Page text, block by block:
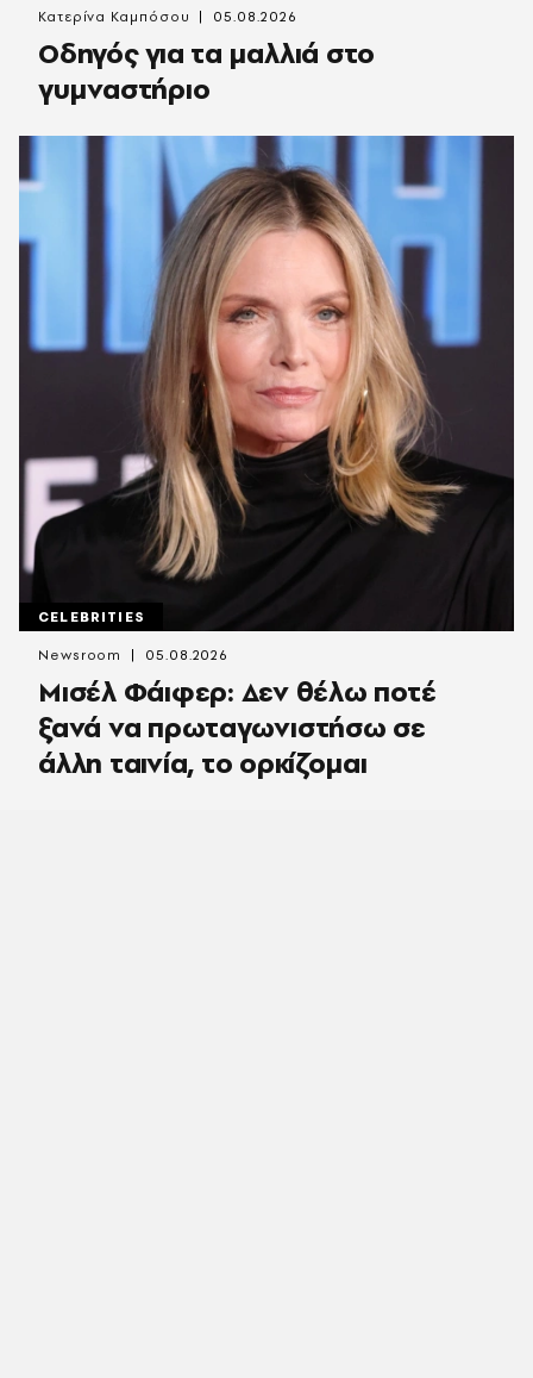
Οδηγός για τα μαλλιά στο
γυμναστήριο
Κατερίνα Καμπόσου 05.08.2026
CELEBRITIES
Μισέλ Φάιφερ: Δεν θέλω ποτέ
ξανά να πρωταγωνιστήσω σε
άλλη ταινία, το ορκίζομαι
Newsroom 05.08.2026